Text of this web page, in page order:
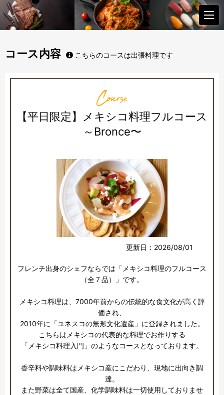
コース内容 こちらのコースは出張料理です
Course
【平日限定】メキシコ料理フルコース
～Bronce〜
更新日：2026/08/01
フレンチ出身のシェフならでは「メキシコ料理のフルコース
（全７品）」です。
メキシコ料理は、7000年前からの伝統的な食文化が高く評
価され、
2010年に「ユネスコの無形文化遺産」に登録されました。
こちらはメキシコの代表的な料理でお作りする
「メキシコ料理入門」のようなコースとなっております。
香辛料や調味料はメキシコ産にこだわり、現地に出向き調
達。
また野菜は全て国産、化学調味料は一切使用しておりませ